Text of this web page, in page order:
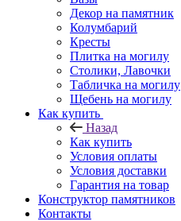
Декор на памятник
Колумбарий
Кресты
Плитка на могилу
Столики, Лавочки
Табличка на могилу
Щебень на могилу
Как купить
Назад
Как купить
Условия оплаты
Условия доставки
Гарантия на товар
Конструктор памятников
Контакты